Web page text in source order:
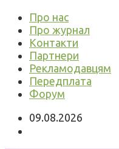
Про нас
Про журнал
Контакти
Партнери
Рекламодавцям
Передплата
Форум
09.08.2026